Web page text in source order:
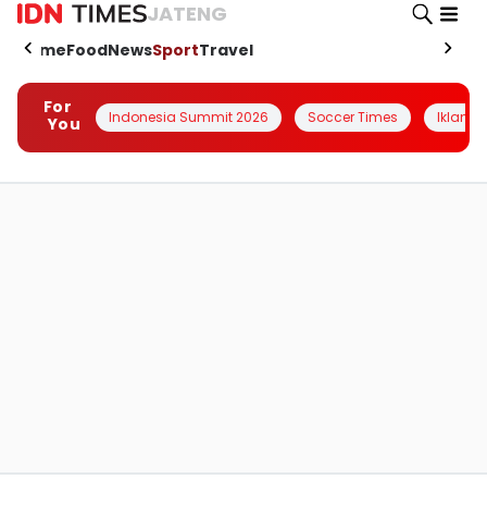
JATENG
HomeFoodNewsSportTravel
For
You
Indonesia Summit 2026 Soccer Times Iklanin